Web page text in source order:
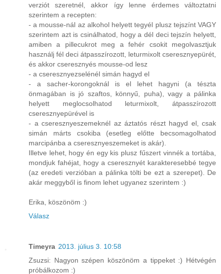
verziót szeretnél, akkor így lenne érdemes változtatni
szerintem a recepten:
- a mousse-nál az alkohol helyett tegyél plusz tejszínt VAGY
szerintem azt is csinálhatod, hogy a dél deci tejszín helyett,
amiben a pillecukrot meg a fehér csokit megolvasztjuk
használj fél deci átpasszírozott, leturmixolt cseresznyepürét,
és akkor cseresznyés mousse-od lesz
- a cseresznyezselénél simán hagyd el
- a sacher-korongoknál is el lehet hagyni (a tészta
önmagában is jó szaftos, könnyű, puha), vagy a pálinka
helyett meglocsolhatod leturmixolt, átpasszírozott
cseresznyepürével is
- a cseresznyeszemeknél az áztatós részt hagyd el, csak
simán márts csokiba (esetleg előtte becsomagolhatod
marcipánba a cseresznyeszemeket is akár).
Illetve lehet, hogy én egy kis plusz fűszert vinnék a tortába,
mondjuk fahéjat, hogy a cseresznyét karakteresebbé tegye
(az eredeti verzióban a pálinka tölti be ezt a szerepet). De
akár meggyből is finom lehet ugyanez szerintem :)
Erika, köszönöm :)
Válasz
Timeyra 2013. július 3. 10:58
Zsuzsi: Nagyon szépen köszönöm a tippeket :) Hétvégén
próbálkozom :)